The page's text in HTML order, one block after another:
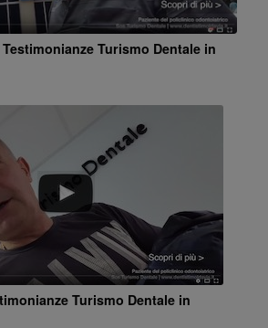
Turismo Dentale in
Turismo Dentale in